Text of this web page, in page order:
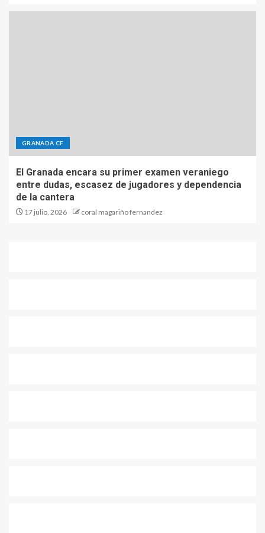
GRANADA CF
El Granada encara su primer examen veraniego
entre dudas, escasez de jugadores y dependencia
de la cantera
17 julio, 2026 coral magariño fernandez